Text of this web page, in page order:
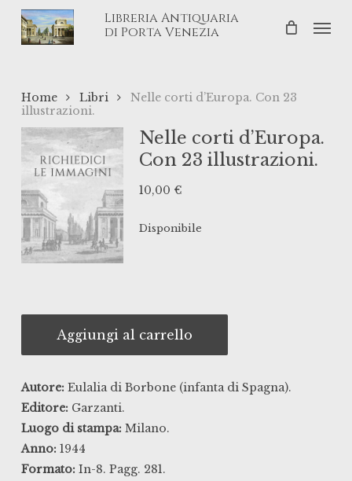
Skip
Libreria Antiquaria
di Porta Venezia
Home Libri
Nelle corti d’Europa. Con 23
illustrazioni.
Nelle corti d’Europa.
Con 23 illustrazioni.
10,00 €
Disponibile
Aggiungi al carrello
Autore: Eulalia di Borbone (infanta di Spagna).
Editore: Garzanti.
Luogo di stampa: Milano.
Anno: 1944
Formato: In-8. Pagg. 281.